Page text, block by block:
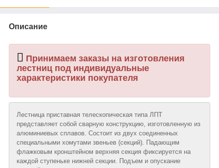
Описание
Принимаем заказы на изготовления
лестниц под индивидуальные
характеристики покупателя
Лестница приставная телескопическая типа ЛПТ
представляет собой сварную конструкцию, изготовленную из
алюминиевых сплавов. Состоит из двух соединенных
специальными хомутами звеньев (секций). Падающим
флажковым кронштейном верхняя секция фиксируется на
каждой ступеньке нижней секции. Подъем и опускание